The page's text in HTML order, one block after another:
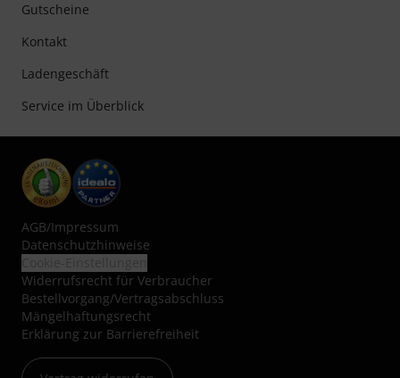
Gutscheine
Kontakt
Ladengeschäft
Service im Überblick
AGB/Impressum
Datenschutzhinweise
Widerrufsrecht für Verbraucher
Bestellvorgang/Vertragsabschluss
Mängelhaftungsrecht
Erklärung zur Barrierefreiheit